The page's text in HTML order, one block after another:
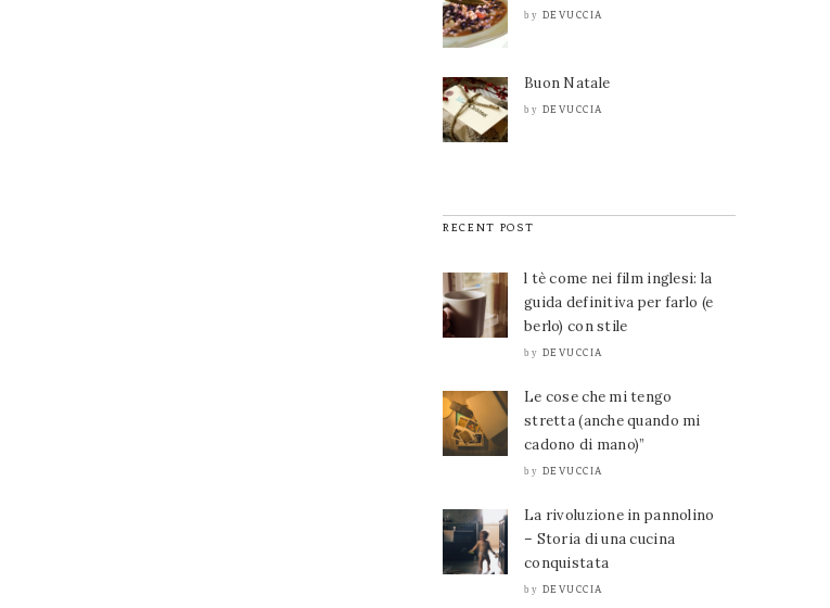
by DEVUCCIA
Buon Natale
by DEVUCCIA
RECENT POST
l tè come nei film inglesi: la
guida definitiva per farlo (e
berlo) con stile
by DEVUCCIA
Le cose che mi tengo
stretta (anche quando mi
cadono di mano)”
by DEVUCCIA
La rivoluzione in pannolino
– Storia di una cucina
conquistata
by DEVUCCIA